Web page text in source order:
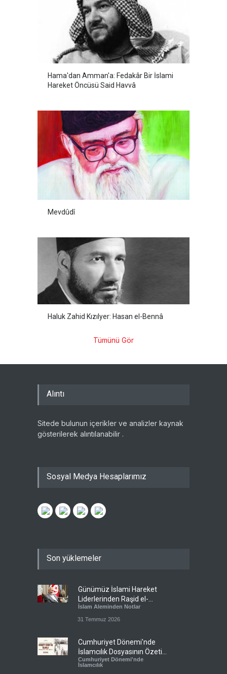
Hama'dan Amman'a: Fedakâr Bir İslami
Hareket Öncüsü Said Havvâ
Mevdûdî
Haluk Zahid Kızılyer: Hasan el-Bennâ
Tümünü Gör
Alıntı
Sitede bulunun içerikler ve analizler kaynak
gösterilerek alıntılanabilir .
Sosyal Medya Hesaplarımız
Son yüklemeler
Günümüz İslami Hareket
Liderlerinden Raşid el-
Gannuşi’ye Seküler Faşizmin
Zindanlarında Ağır Tecrit
İslam Aleminden Notlar
31 Temmuz 2026
Cumhuriyet Dönemi'nde
İslamcılık Dosyasının Özeti
Sizlerle!
Cumhuriyet Dönemi'nde
İslamcılık